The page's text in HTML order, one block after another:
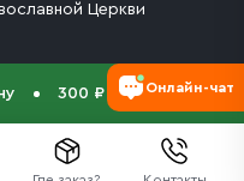
300 ₽
Церкви
Онлайн-чат